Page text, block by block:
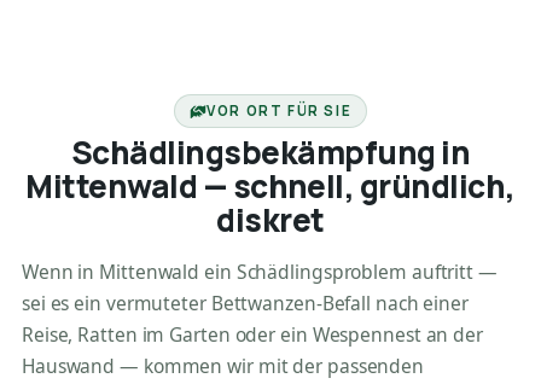
VOR ORT FÜR SIE
Schädlingsbekämpfung in
Mittenwald — schnell, gründlich,
diskret
Wenn in Mittenwald ein Schädlingsproblem auftritt —
sei es ein vermuteter Bettwanzen-Befall nach einer
Reise, Ratten im Garten oder ein Wespennest an der
Hauswand — kommen wir mit der passenden